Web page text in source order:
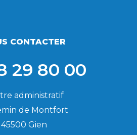
CONTACTER
29 80 00
administratif
de Montfort
45500 Gien